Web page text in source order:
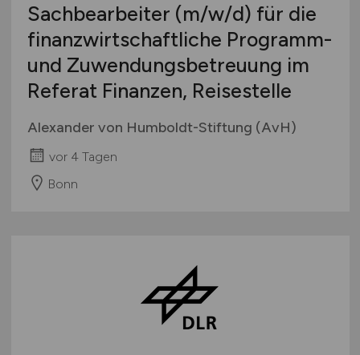
Sachbearbeiter (m/w/d) für die
finanzwirtschaftliche Programm-
und Zuwendungsbetreuung im
Referat Finanzen, Reisestelle
Alexander von Humboldt-Stiftung (AvH)
vor 4 Tagen
Bonn